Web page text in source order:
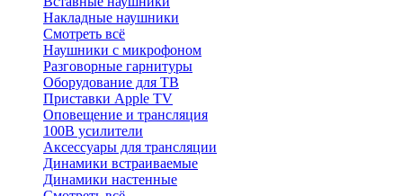
Накладные наушники
Смотреть всё
Наушники с микрофоном
Разговорные гарнитуры
Оборудование для ТВ
Приставки Apple TV
Оповещение и трансляция
100В усилители
Аксессуары для трансляции
Динамики встраиваемые
Динамики настенные